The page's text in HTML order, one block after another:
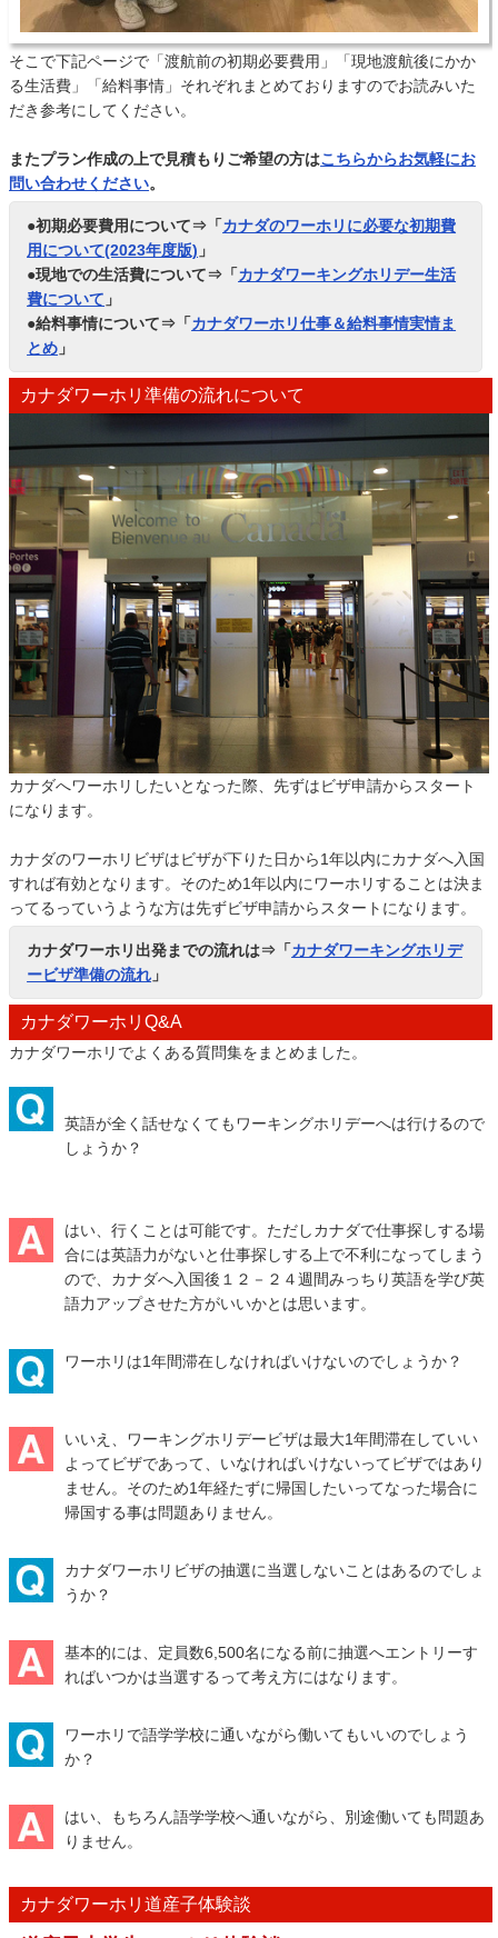
そこで下記ページで「渡航前の初期必要費用」「現地渡航後にかか
る生活費」「給料事情」それぞれまとめておりますのでお読みいた
だき参考にしてください。
またプラン作成の上で見積もりご希望の方はこちらからお気軽にお
問い合わせください。
●初期必要費用について⇒「カナダのワーホリに必要な初期費
用について(2023年度版) 」
●現地での生活費について⇒「カナダワーキングホリデー生活
費について 」
●給料事情について⇒「カナダワーホリ仕事＆給料事情実情ま
とめ 」
カナダワーホリ準備の流れについて
カナダへワーホリしたいとなった際、先ずはビザ申請からスタート
になります。
カナダのワーホリビザはビザが下りた日から1年以内にカナダへ入国
すれば有効となります。そのため1年以内にワーホリすることは決ま
ってるっていうような方は先ずビザ申請からスタートになります。
カナダワーホリ出発までの流れは⇒「カナダワーキングホリデ
ービザ準備の流れ 」
カナダワーホリQ&A
カナダワーホリでよくある質問集をまとめました。
英語が全く話せなくてもワーキングホリデーへは行けるので
しょうか？
はい、行くことは可能です。ただしカナダで仕事探しする場
合には英語力がないと仕事探しする上で不利になってしまう
ので、カナダへ入国後１２－２４週間みっちり英語を学び英
語力アップさせた方がいいかとは思います。
ワーホリは1年間滞在しなければいけないのでしょうか？
いいえ、ワーキングホリデービザは最大1年間滞在していい
よってビザであって、いなければいけないってビザではあり
ません。そのため1年経たずに帰国したいってなった場合に
帰国する事は問題ありません。
カナダワーホリビザの抽選に当選しないことはあるのでしょ
うか？
基本的には、定員数6,500名になる前に抽選へエントリーす
ればいつかは当選するって考え方にはなります。
ワーホリで語学学校に通いながら働いてもいいのでしょう
か？
はい、もちろん語学学校へ通いながら、別途働いても問題あ
りません。
カナダワーホリ道産子体験談